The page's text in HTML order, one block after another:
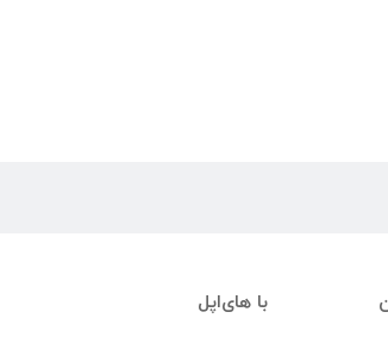
با های‌اپل